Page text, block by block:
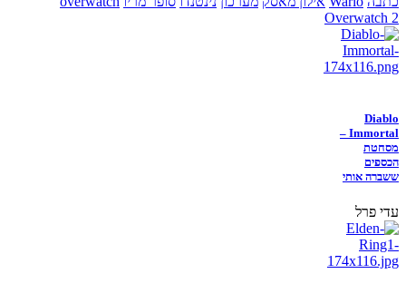
Overwatch 2
Diablo
Immortal –
מסחטת
הכספים
ששברה אותי
עדי פרל